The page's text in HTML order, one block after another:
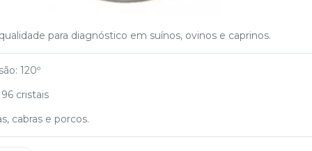
para diagnóstico em suínos, ovinos e caprinos.
120º
cristais
cabras e porcos.